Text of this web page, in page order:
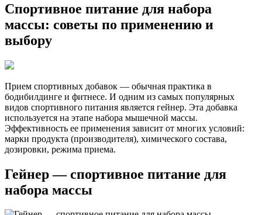
Спортивное питание для набора
массы: советы по применению и
выбору
Прием спортивных добавок — обычная практика в
бодибилдинге и фитнесе. И одним из самых популярных
видов спортивного питания является гейнер. Эта добавка
используется на этапе набора мышечной массы.
Эффективность ее применения зависит от многих условий:
марки продукта (производителя), химического состава,
дозировки, режима приема.
Гейнер — спортивное питание для
набора массы